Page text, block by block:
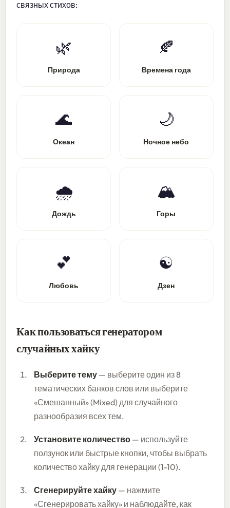
связных стихов:
🌿
Природа
🍂
Времена года
🌊
Океан
🌙
Ночное небо
🌧️
Дождь
🏔️
Горы
💕
Любовь
☯
Дзен
Как пользоваться генератором
случайных хайку
Выберите тему — выберите один из 8
тематических банков слов или выберите
«Смешанный» (Mixed) для случайного
разнообразия всех тем.
Установите количество — используйте
ползунок или быстрые кнопки, чтобы выбрать
количество хайку для генерации (1-10).
Сгенерируйте хайку — нажмите
«Сгенерировать хайку» и наблюдайте, как